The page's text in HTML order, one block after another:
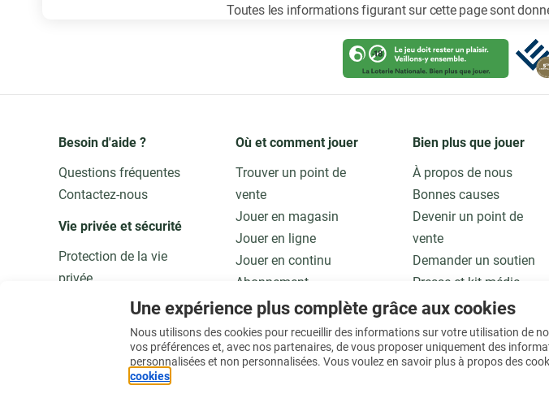
Toutes les informations figurant sur cette page sont
Une expérience plus complète grâce aux cookies
Nous utilisons des cookies pour recueillir des informations sur votre utilisation de
vos préférences et, avec nos partenaires, de vous proposer uniquement des
personnalisées et non personnalisées. Vous voulez en savoir plus à propos des
cookies
Besoin d'aide ?
Questions fréquentes
Contactez-nous
Vie privée et sécurité
Protection de la vie
privée
Adaptez vos données
Où et comment jouer
Trouver un point de
vente
Jouer en magasin
Jouer en ligne
Jouer en continu
Abonnement
Application
Jouer responsable
En savoir plus
Bien plus que jouer
À propos de nous
Bonnes causes
Devenir un point de
vente
Demander un soutien
Presse et kit média
Notre modèle
Jobs
En savoir plus